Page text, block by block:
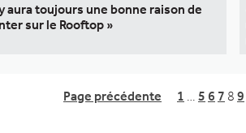
aura toujours une bonne raison de
sur le Rooftop »
Page précédente 1 … 5 6 7 8 9